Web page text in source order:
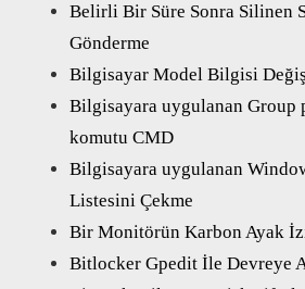
Belirli Bir Süre Sonra Silinen
Gönderme
Bilgisayar Model Bilgisi
Bilgisayara uygulanan Group
komutu CMD
Bilgisayara uygulanan
Listesini Çekme
Bir Monitörün Karbon Ayak
Bitlocker Gpedit İle Devreye